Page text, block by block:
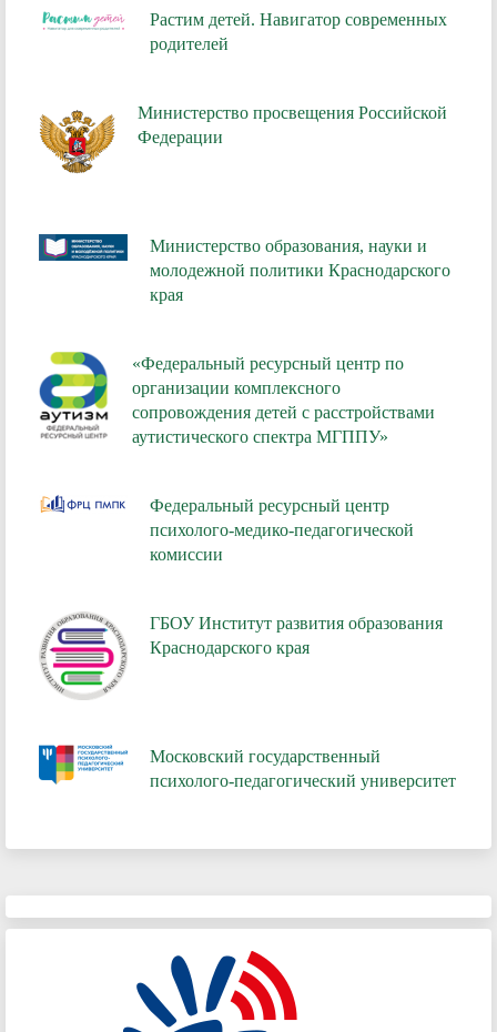
Растим детей. Навигатор современных
родителей
Министерство просвещения Российской
Федерации
Министерство образования, науки и
молодежной политики Краснодарского
края
«Федеральный ресурсный центр по
организации комплексного
сопровождения детей с расстройствами
аутистического спектра МГППУ»
Федеральный ресурсный центр
психолого-медико-педагогической
комиссии
ГБОУ Институт развития образования
Краснодарского края
Московский государственный
психолого-педагогический университет